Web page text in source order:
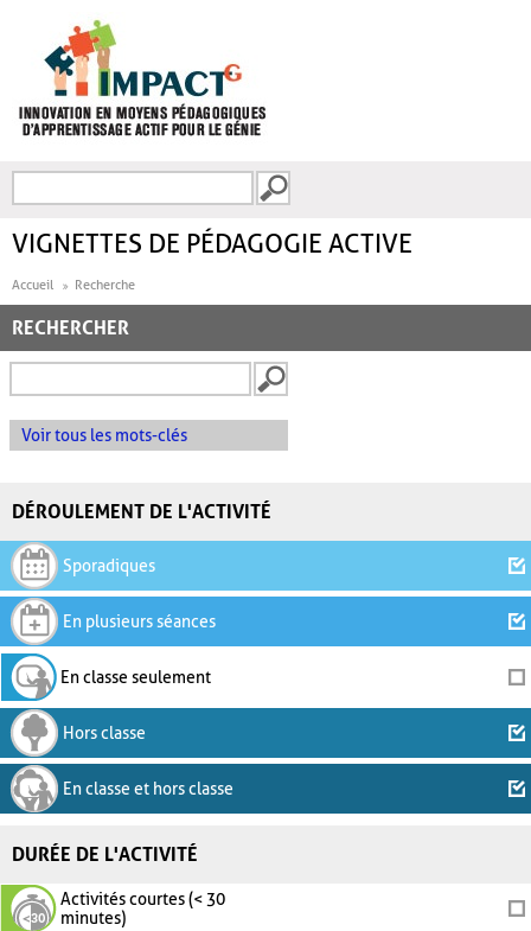
FORMULAIRE DE
VIGNETTES DE PÉDAGOGIE ACTIVE
Accueil Recherche
RECHERCHER
Voir tous les mots-clés
DÉROULEMENT DE L'ACTIVITÉ
Sporadiques
En plusieurs séances
En classe seulement
Hors classe
En classe et hors classe
DURÉE DE L'ACTIVITÉ
Activités courtes (< 30
minutes)